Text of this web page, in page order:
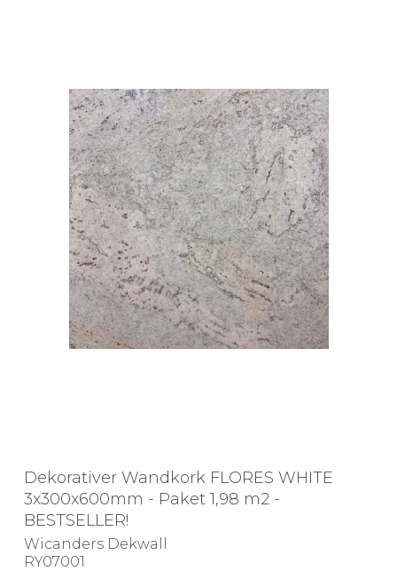
Dekorativer Wandkork FLORES WHITE
3x300x600mm - Paket 1,98 m2 -
BESTSELLER!
Wicanders Dekwall
RY07001